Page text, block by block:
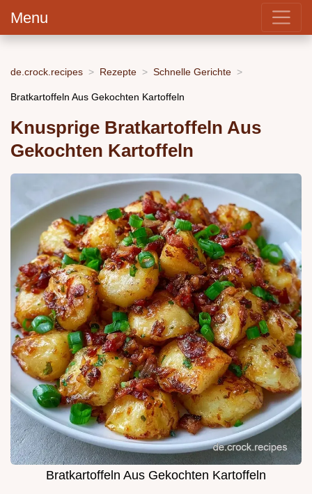
Menu
de.crock.recipes Rezepte Schnelle Gerichte
Bratkartoffeln Aus Gekochten Kartoffeln
Knusprige Bratkartoffeln Aus
Gekochten Kartoffeln
Bratkartoffeln Aus Gekochten Kartoffeln